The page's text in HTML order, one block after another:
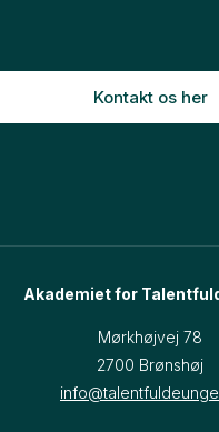
Kontakt os her
Akademiet for
Mørkhøjvej 78
2700 Brønshøj​